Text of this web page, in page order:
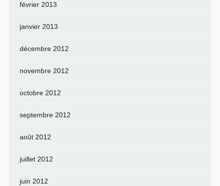
février 2013
janvier 2013
décembre 2012
novembre 2012
octobre 2012
septembre 2012
août 2012
juillet 2012
juin 2012